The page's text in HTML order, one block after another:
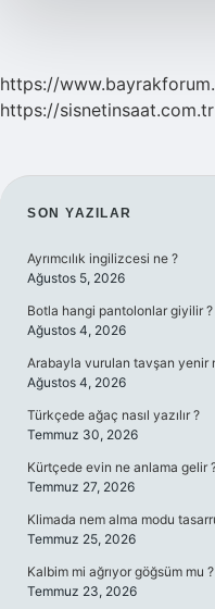
https://
https://sisnetinsaat.com.tr
SIDEBAR
SON YAZILAR
Ayrımcılık ingilizcesi ne ?
Ağustos 5, 2026
Botla hangi pantolonlar giyilir ?
Ağustos 4, 2026
Arabayla vurulan tavşan yenir
Ağustos 4, 2026
Türkçede ağaç nasıl yazılır ?
Temmuz 30, 2026
Kürtçede evin ne anlama gelir
Temmuz 27, 2026
Klimada nem alma modu
Temmuz 25, 2026
Kalbim mi ağrıyor göğsüm mu ?
Temmuz 23, 2026